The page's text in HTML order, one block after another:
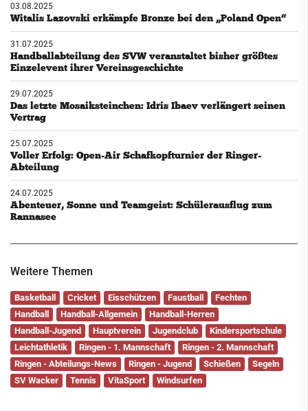
03.08.2025
Witalis Lazovski erkämpfe Bronze bei den „Poland Open“
31.07.2025
Handballabteilung des SVW veranstaltet bisher größtes
Einzelevent ihrer Vereinsgeschichte
29.07.2025
Das letzte Mosaiksteinchen: Idris Ibaev verlängert seinen
Vertrag
25.07.2025
Voller Erfolg: Open-Air Schafkopfturnier der Ringer-
Abteilung
24.07.2025
Abenteuer, Sonne und Teamgeist: Schülerausflug zum
Rannasee
Weitere Themen
Basketball Cricket Eisschützen Faustball
Fechten
Handball
Handball-Allgemein
Handball-Herren
Handball-Jugend
Hauptverein Jugendclub
Kindersportschule
Leichtathletik
Ringen - 1. Mannschaft
Ringen - 2. Mannschaft
Ringen - Abteilungs-News
Ringen - Jugend Schießen
Segeln
SV Wacker
Tennis VitaSport Windsurfen